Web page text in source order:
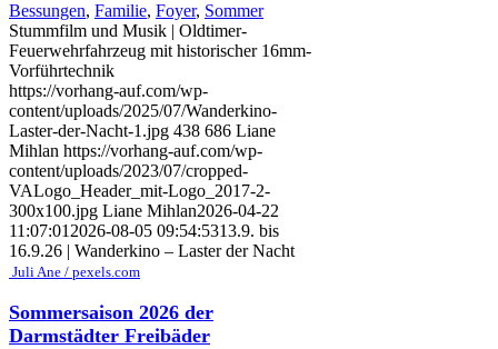
Bessungen, Familie, Foyer, Sommer
Stummfilm und Musik | Oldtimer-
Feuerwehrfahrzeug mit historischer 16mm-
Vorführtechnik
https://vorhang-auf.com/wp-
content/uploads/2025/07/Wanderkino-
Laster-der-Nacht-1.jpg 438 686 Liane
Mihlan https://vorhang-auf.com/wp-
content/uploads/2023/07/cropped-
VALogo_Header_mit-Logo_2017-2-
300x100.jpg Liane Mihlan2026-04-22
11:07:01 2026-08-05 09:54:5313.9. bis
16.9.26 | Wanderkino – Laster der Nacht
Juli Ane / pexels.com
Sommersaison 2026 der
Darmstädter Freibäder